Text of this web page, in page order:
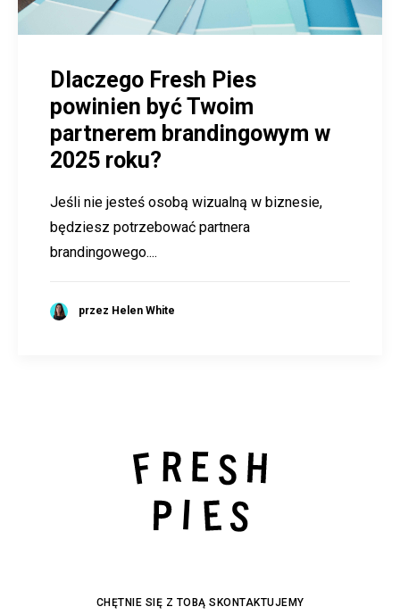
Dlaczego Fresh Pies
powinien być Twoim
partnerem brandingowym w
2025 roku?
Jeśli nie jesteś osobą wizualną w biznesie,
będziesz potrzebować partnera
brandingowego....
przez Helen White
CHĘTNIE SIĘ Z TOBĄ SKONTAKTUJEMY